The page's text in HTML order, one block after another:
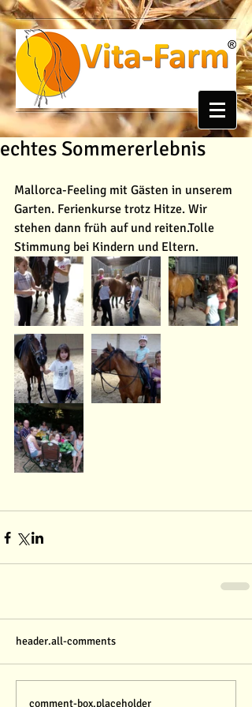
echtes Sommererlebnis
Mallorca-Feeling mit Gästen in unserem
Garten. Ferienkurse trotz Hitze. Wir
stehen dann früh auf und reiten.Tolle
Stimmung bei Kindern und Eltern.
header.all-comments
comment-box.placeholder